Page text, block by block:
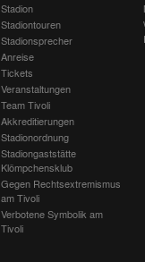
Stadion
Stadiontouren
Stadionsprecher
Anreise
Tickets
Veranstaltungen
Team Tivoli
Akkreditierungen
Stadionordnung
Stadiongaststätte
Klömpchensklub
Gegen Rechtsextremismus
am Tivoli
Verbotene Symbolik am
Tivoli